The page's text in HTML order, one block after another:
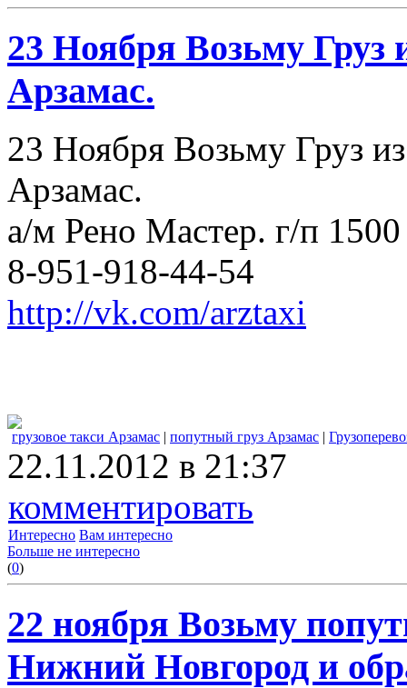
23 Ноября Возьму Груз
Арзамас.
23 Ноября Возьму Груз
Арзамас.
а/м Рено Мастер. г/п 1500
8-951-918-44-54
http://vk.com/arztaxi
грузовое такси Арзамас | попутный груз Арзамас |
22.11.2012 в 21:37
комментировать
Интересно Вам интересно
Больше не интересно
(0)
22 ноября Возьму
Нижний Новгород и